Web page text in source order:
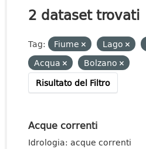
2 dataset trovati
Tag: Fiume Lago
Acqua
Bolzano
Risultato del Filtro
Acque correnti
Idrologia: acque correnti